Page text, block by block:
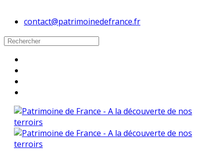
contact@patrimoinedefrance.fr